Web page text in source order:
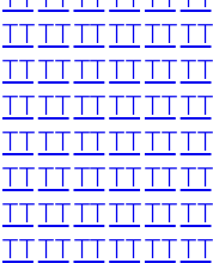
TTTTTTTTTTTT
TTTTTTTTTTTT
TTTTTTTTTTTT
TTTTTTTTTTTT
TTTTTTTTTTTT
TTTTTTTTTTTT
TTTTTTTTTTTT